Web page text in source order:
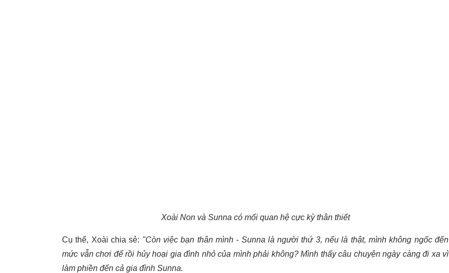
Xoài Non và Sunna có mối quan hệ cực kỳ thân thiết
Cụ thể, Xoài chia sẻ: "Còn việc bạn thân mình - Sunna là người thứ 3, nếu là thật, mình không ngốc đến
mức vẫn chơi để rồi hủy hoại gia đình nhỏ của mình phải không? Mình thấy câu chuyện ngày càng đi xa vì
làm phiền đến cả gia đình Sunna.